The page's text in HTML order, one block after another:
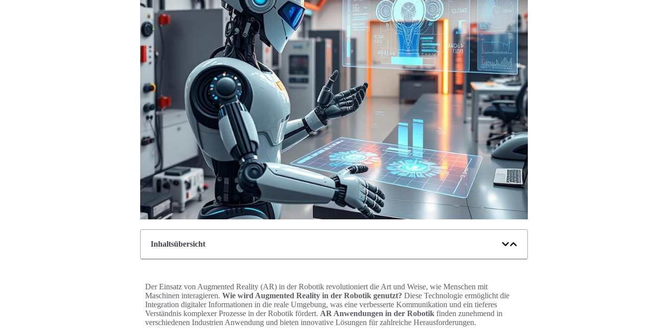
Inhaltsübersicht
Der Einsatz von Augmented Reality (AR) in der Robotik revolutioniert die Art und Weise, wie Menschen mit
Maschinen interagieren. Wie wird Augmented Reality in der Robotik genutzt? Diese Technologie ermöglicht die
Integration digitaler Informationen in die reale Umgebung, was eine verbesserte Kommunikation und ein tieferes
Verständnis komplexer Prozesse in der Robotik fördert. AR Anwendungen in der Robotik finden zunehmend in
verschiedenen Industrien Anwendung und bieten innovative Lösungen für zahlreiche Herausforderungen.